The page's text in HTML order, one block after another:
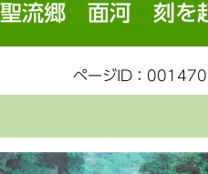
聖流郷 面河 刻を
ページID：